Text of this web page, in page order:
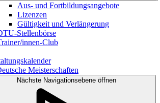
Aus- und Fortbildungsangebote
Lizenzen
Gültigkeit und Verlängerung
Stellenbörse
innen-Club
Meisterschaften
Nächste Navigationsebene öffnen